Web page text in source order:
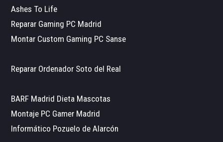
Ashes To Life
Reparar Gaming PC Madrid
Montar Custom Gaming PC Sanse
Reparar Ordenador Soto del Real
BARF Madrid Dieta Mascotas
Montaje PC Gamer Madrid
Informático Pozuelo de Alarcón